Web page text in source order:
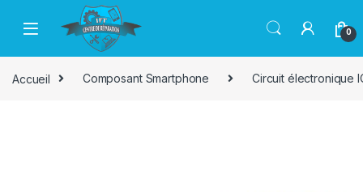
Passer à la navigation
Aller au contenu
0
Accueil Composant Smartphone Circuit électronique